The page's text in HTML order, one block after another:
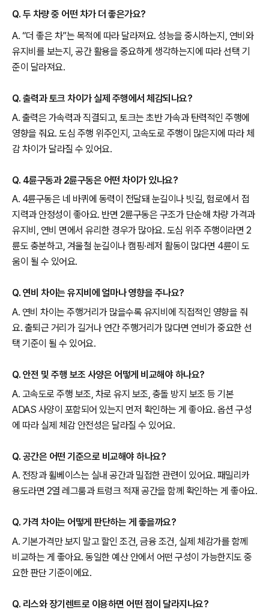
Q. 두 차량 중 어떤 차가 더 좋은가요?
A. “더 좋은 차”는 목적에 따라 달라져요. 성능을 중시하는지, 연비와
유지비를 보는지, 공간 활용을 중요하게 생각하는지에 따라 선택 기
준이 달라져요.
Q. 출력과 토크 차이가 실제 주행에서 체감되나요?
A. 출력은 가속력과 직결되고, 토크는 초반 가속과 탄력적인 주행에
영향을 줘요. 도심 주행 위주인지, 고속도로 주행이 많은지에 따라 체
감 차이가 달라질 수 있어요.
Q. 4륜구동과 2륜구동은 어떤 차이가 있나요?
A. 4륜구동은 네 바퀴에 동력이 전달돼 눈길이나 빗길, 험로에서 접
지력과 안정성이 좋아요. 반면 2륜구동은 구조가 단순해 차량 가격과
유지비, 연비 면에서 유리한 경우가 많아요. 도심 위주 주행이라면 2
륜도 충분하고, 겨울철 눈길이나 캠핑·레저 활동이 많다면 4륜이 도
움이 될 수 있어요.
Q. 연비 차이는 유지비에 얼마나 영향을 주나요?
A. 연비 차이는 주행거리가 많을수록 유지비에 직접적인 영향을 줘
요. 출퇴근 거리가 길거나 연간 주행거리가 많다면 연비가 중요한 선
택 기준이 될 수 있어요.
Q. 안전 및 주행 보조 사양은 어떻게 비교해야 하나요?
A. 고속도로 주행 보조, 차로 유지 보조, 충돌 방지 보조 등 기본
ADAS 사양이 포함되어 있는지 먼저 확인하는 게 좋아요. 옵션 구성
에 따라 실제 체감 안전성은 달라질 수 있어요.
Q. 공간은 어떤 기준으로 비교해야 하나요?
A. 전장과 휠베이스는 실내 공간과 밀접한 관련이 있어요. 패밀리카
용도라면 2열 레그룸과 트렁크 적재 공간을 함께 확인하는 게 좋아요.
Q. 가격 차이는 어떻게 판단하는 게 좋을까요?
A. 기본가격만 보지 말고 할인 조건, 금융 조건, 실제 체감가를 함께
비교하는 게 좋아요. 동일한 예산 안에서 어떤 구성이 가능한지도 중
요한 판단 기준이에요.
Q. 리스와 장기렌트로 이용하면 어떤 점이 달라지나요?